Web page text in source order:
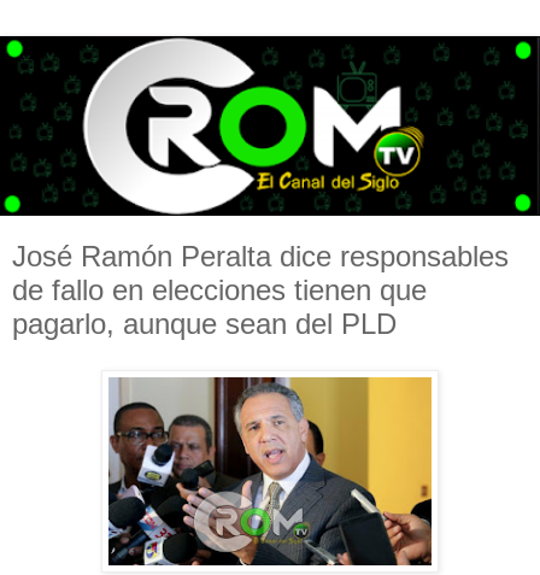
José Ramón Peralta dice responsables
de fallo en elecciones tienen que
pagarlo, aunque sean del PLD